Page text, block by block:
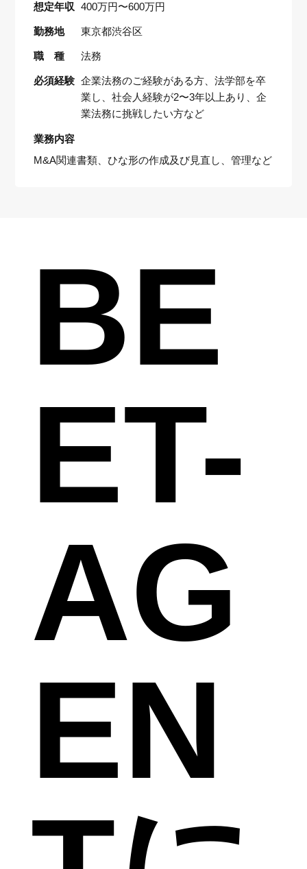
想定年収 400万円〜600万円
勤務地 東京都渋谷区
職 種 法務
必須経験 企業法務のご経験がある方、法学部を卒
業し、社会人経験が2〜3年以上あり、企
業法務に挑戦したい方など
業務内容
M&A関連書類、ひな形の作成及び見直し、管理など
BE
ET-
AG
EN